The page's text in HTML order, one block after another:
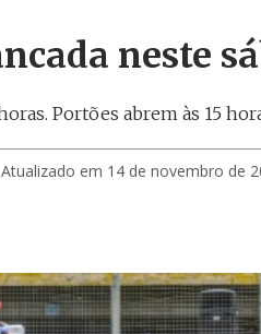
neste
Portões abrem às 15
em 14 de novembro de